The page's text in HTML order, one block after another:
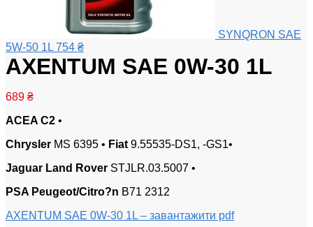
SYNQRON SAE
5W-50 1L 754 ₴
AXENTUM SAE 0W-30 1L
689 ₴
ACEA C2 •
Chrysler MS 6395 • Fiat 9.55535-DS1, -GS1•
Jaguar Land Rover STJLR.03.5007 •
PSA Peugeot/Citro?n B71 2312
AXENTUM SAE 0W-30 1L – завантажити pdf